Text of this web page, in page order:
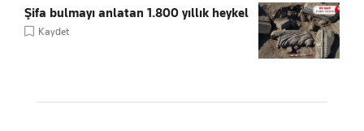
Şifa bulmayı anlatan 1.800 yıllık heykel
Kaydet